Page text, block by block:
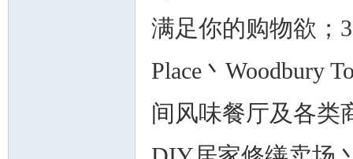
满足你的购物欲；
Place丶Woodbury
间风味餐厅及各类